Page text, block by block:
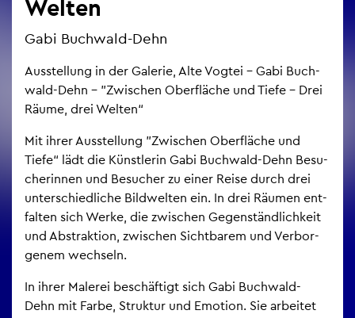
Wel­ten
Gabi Buch­wald-Dehn
Aus­stel­lung in der Ga­le­rie, Alte Vog­tei – Gabi Buch­
wald-Dehn – "Zwi­schen Ober­flä­che und Tiefe – Drei
Räume, drei Wel­ten“
Mit ihrer Aus­stel­lung "Zwi­schen Ober­flä­che und
Tiefe“ lädt die Künst­le­rin Gabi Buch­wald-Dehn Be­su­
che­rin­nen und Be­su­cher zu einer Reise durch drei
un­ter­schied­li­che Bild­wel­ten ein. In drei Räu­men ent­
fal­ten sich Werke, die zwi­schen Ge­gen­ständ­lich­keit
und Abs­trak­ti­on, zwi­schen Sicht­ba­rem und Ver­bor­
ge­nem wech­seln.
In ihrer Ma­le­rei be­schäf­tigt sich Gabi Buch­wald-
Dehn mit Farbe, Struk­tur und Emo­ti­on. Sie ar­bei­tet